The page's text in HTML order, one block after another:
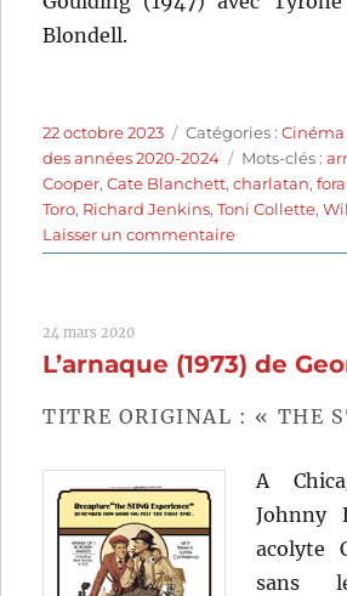
Blondell.
Publié
le
22 octobre 2023 Catégories
Catégories :
des années 2020-2024
Étiquettes
Mots-clés :
Cooper,Cate Blanchett,charlatan,
Toro, Richard Jenkins,Toni Collette,
Laisser un commentairesur
Nightmare
Guillermo
Toro
24 mars 2020
L’arnaque (1973) de
TITRE ORIGINAL : « THE
A
Johnny
acolyte
sans